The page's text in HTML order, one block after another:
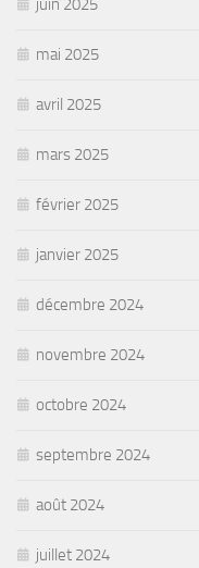
juin 2025
mai 2025
avril 2025
mars 2025
février 2025
janvier 2025
décembre 2024
novembre 2024
octobre 2024
septembre 2024
août 2024
juillet 2024